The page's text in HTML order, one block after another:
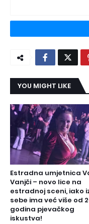
YOU MIGHT LIKE
Estradna umjetnica
Vanjči – novo lice na
estradnoj sceni, iako
sebe ima već više od
godina pjevačkog
iskustva!